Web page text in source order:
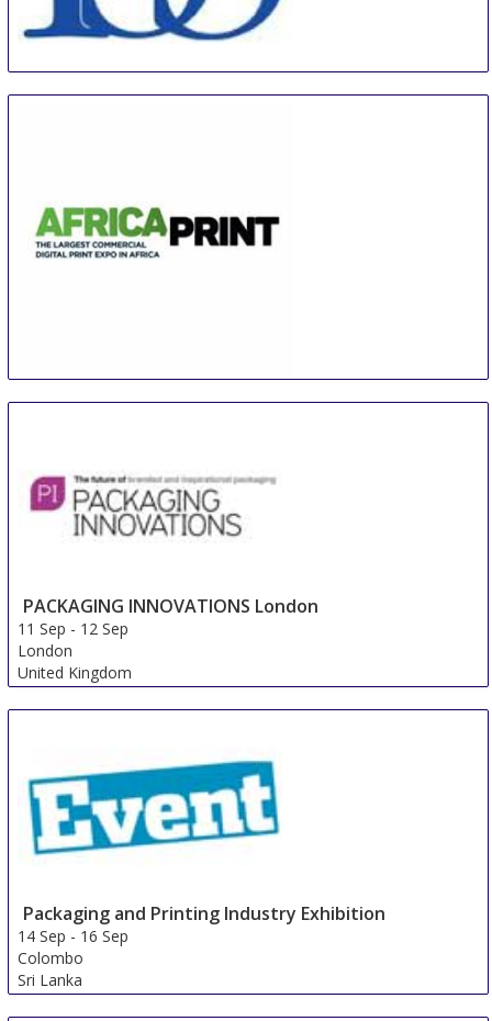
PACKAGING INNOVATIONS London
11 Sep - 12 Sep
London
United Kingdom
Packaging and Printing Industry Exhibition
14 Sep - 16 Sep
Colombo
Sri Lanka